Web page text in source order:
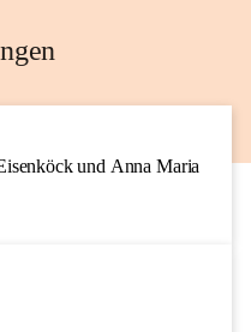
AUG
und Anna Maria